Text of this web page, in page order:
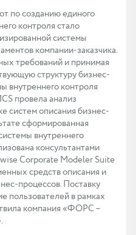
по созданию единого
контроля стало
системы
компании-заказчика.
требований и принимая
структуру бизнес-
внутреннего контроля
провела анализ
систем описания бизнес-
сформированная
внутреннего
консультантами
Corporate Modeler Suite
средств описания и
процессов. Поставку
пользователей в рамках
компания «ФОРС –